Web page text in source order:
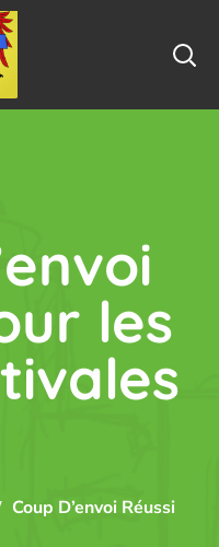
les
Coup D’envoi Réussi